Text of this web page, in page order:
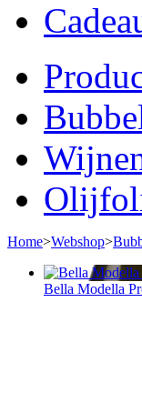
Home>Webshop>
Bella Modella